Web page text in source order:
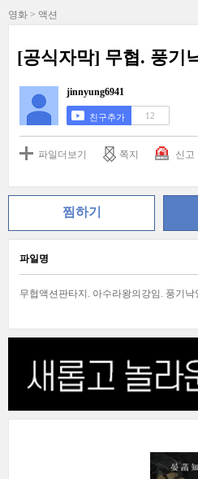
영화 > 액션
[공식자막] 무협. 풍기
jinnyung6941
친구추가 12
파일더보기 쪽지 신고
찜하기
파일명